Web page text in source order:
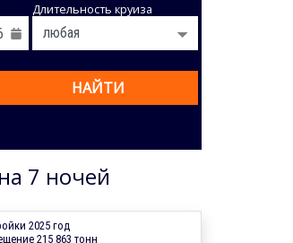
Длительность круиза
НАЙТИ
7 ночей
2025 год
215 863 тонн